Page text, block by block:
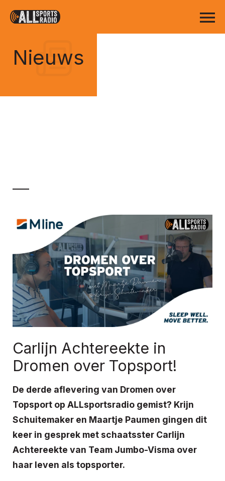
Nieuws
Carlijn Achtereekte in
Dromen over Topsport!
De derde aflevering van Dromen over
Topsport op ALLsportsradio gemist? Krijn
Schuitemaker en Maartje Paumen gingen dit
keer in gesprek met schaatsster Carlijn
Achtereekte van Team Jumbo-Visma over
haar leven als topsporter.